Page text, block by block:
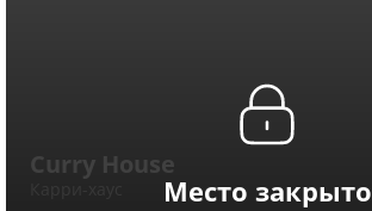
Место закрыто
Curry House